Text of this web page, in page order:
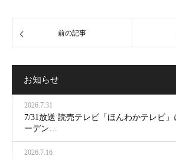
前の記事
お知らせ
2026.7.31
7/31放送 読売テレビ「ほんわかテレビ
ーデン…
2026.7.16